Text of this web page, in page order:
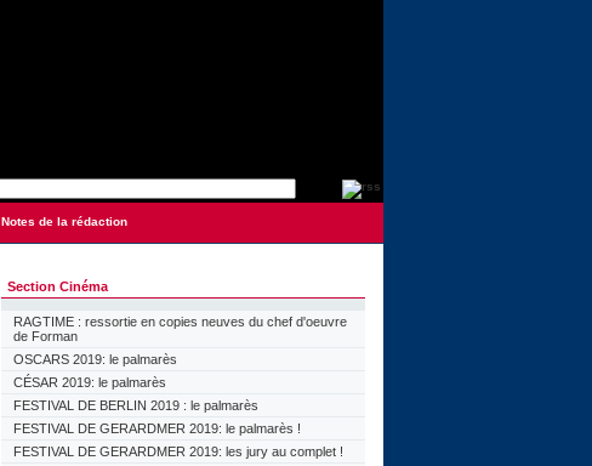
Notes de la rédaction
Section Cinéma
RAGTIME : ressortie en copies neuves du chef d'oeuvre
de Forman
OSCARS 2019: le palmarès
CÉSAR 2019: le palmarès
FESTIVAL DE BERLIN 2019 : le palmarès
FESTIVAL DE GERARDMER 2019: le palmarès !
FESTIVAL DE GERARDMER 2019: les jury au complet !